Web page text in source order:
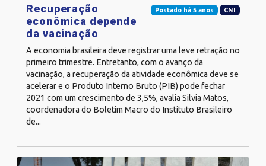
Postado há 5 anos CNI
Recuperação
econômica depende
da vacinação
A economia brasileira deve registrar uma leve retração no
primeiro trimestre. Entretanto, com o avanço da
vacinação, a recuperação da atividade econômica deve se
acelerar e o Produto Interno Bruto (PIB) pode fechar
2021 com um crescimento de 3,5%, avalia Silvia Matos,
coordenadora do Boletim Macro do Instituto Brasileiro
de...